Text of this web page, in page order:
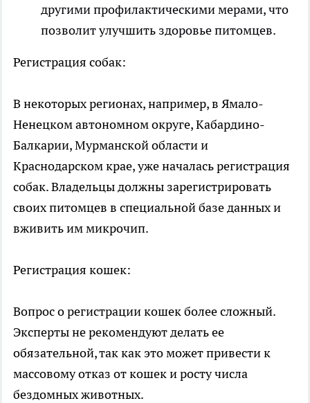
другими профилактическими мерами, что
позволит улучшить здоровье питомцев.
Регистрация собак:
В некоторых регионах, например, в Ямало-
Ненецком автономном округе, Кабардино-
Балкарии, Мурманской области и
Краснодарском крае, уже началась регистрация
собак. Владельцы должны зарегистрировать
своих питомцев в специальной базе данных и
вживить им микрочип.
Регистрация кошек:
Вопрос о регистрации кошек более сложный.
Эксперты не рекомендуют делать ее
обязательной, так как это может привести к
массовому отказ от кошек и росту числа
бездомных животных.